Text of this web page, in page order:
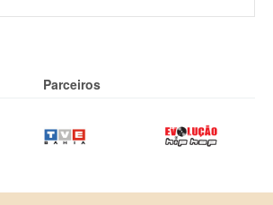
Parceiros